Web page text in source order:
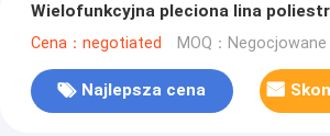
Wielofunkcyjna pleciona lina
Cena：negotiated MOQ：Negocjowane
Najlepsza cena